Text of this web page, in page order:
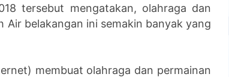
tersebut mengatakan, olahraga dan
Air belakangan ini semakin banyak yang
membuat olahraga dan permainan